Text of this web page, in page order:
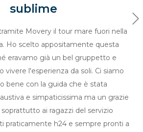
sublime
Movery il tour mare fuori nella
Ho scelto appositamente questa
eravamo già un bel gruppetto e
vivere l'esperienza da soli. Ci siamo
bene con la guida che è stata
e simpaticissima ma un grazie
ai ragazzi del servizio
praticamente h24 e sempre pronti a